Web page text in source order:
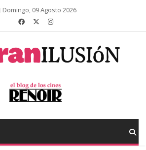
Domingo, 09 Agosto 2026